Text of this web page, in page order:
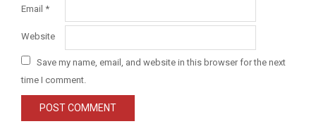
Email *
Website
Save my name, email, and website in this browser for the next
time I comment.